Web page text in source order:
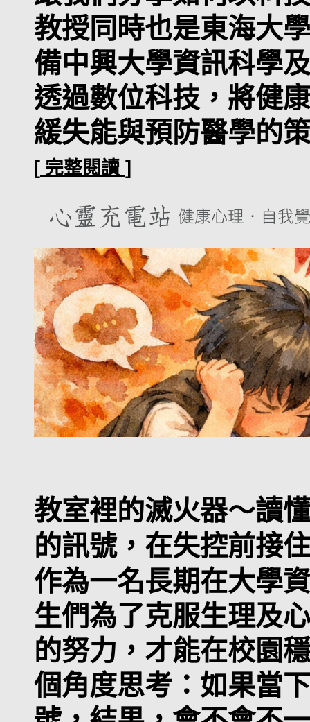
教授同時也是東海大
備中興大學資訊科學
透過數位科技，將健
緩失能與預防醫學的
[ 完整閱讀 ]
教室裡的滅火器～讀
的訊號，在失控前接
作為一名長期在大學
生們為了克服生理及
的努力，才能在校園
個角度思考：如果當